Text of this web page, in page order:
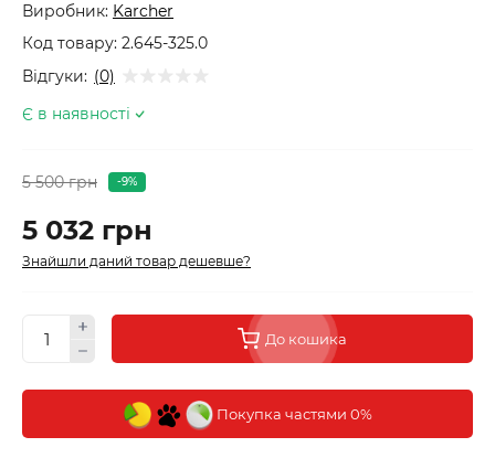
Виробник: Karcher
Код товару: 2.645-325.0
Відгуки: (0)
Є в наявності
5 500 грн -9%
5 032 грн
Знайшли даний товар дешевше?
До кошика
Покупка частями 0%